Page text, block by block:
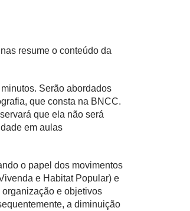
resume o conteúdo da
Serão abordados
que consta na BNCC.
que ela não será
em aulas
o papel dos movimentos
e Habitat Popular) e
e objetivos
a diminuição